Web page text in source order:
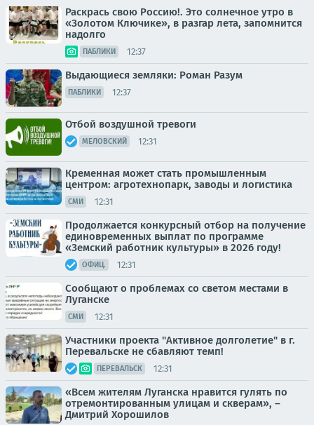
Раскрась свою Россию!. Это солнечное утро в
«Золотом Ключике», в разгар лета, запомнится
надолго
ПАБЛИКИ 12:37
Выдающиеся земляки: Роман Разум
ПАБЛИКИ 12:37
Отбой воздушной тревоги
МЕЛОВСКИЙ 12:31
Кременная может стать промышленным
центром: агротехнопарк, заводы и логистика
СМИ 12:31
Продолжается конкурсный отбор на получение
единовременных выплат по программе
«Земский работник культуры» в 2026 году!
ОФИЦ. 12:31
Сообщают о проблемах со светом местами в
Луганске
СМИ 12:31
Участники проекта "Активное долголетие" в г.
Перевальске не сбавляют темп!
ПЕРЕВАЛЬСК 12:31
«Всем жителям Луганска нравится гулять по
отремонтированным улицам и скверам», –
Дмитрий Хорошилов